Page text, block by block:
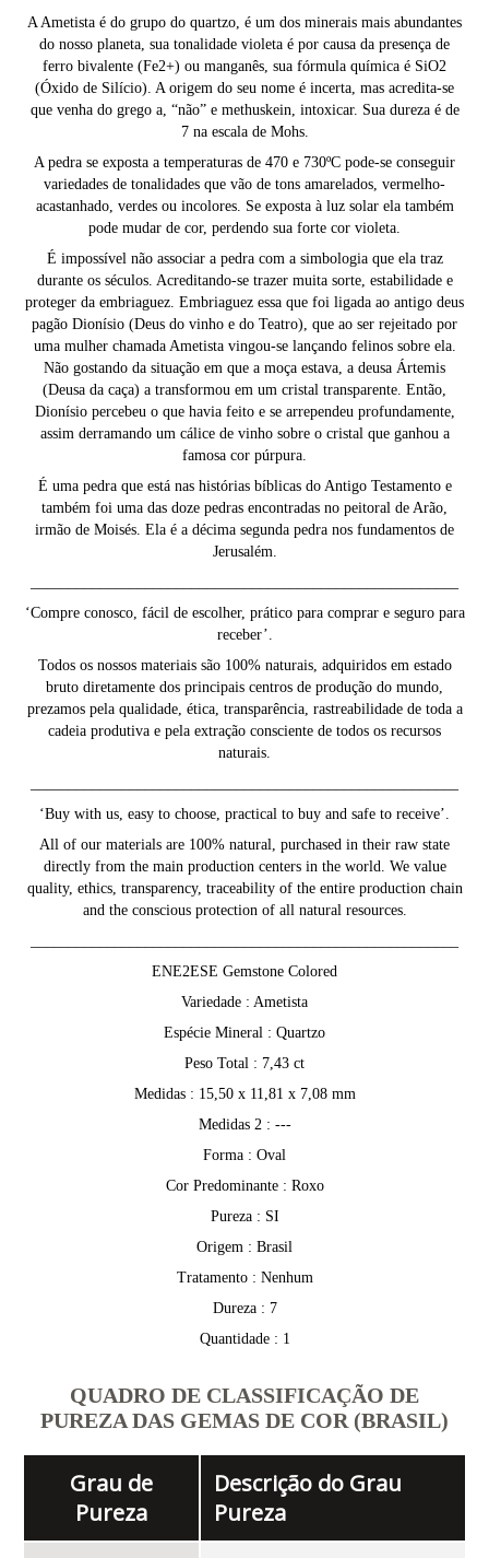
A Ametista é do grupo do quartzo, é um dos minerais mais abundantes
do nosso planeta, sua tonalidade violeta é por causa da presença de
ferro bivalente (Fe2+) ou manganês, sua fórmula química é SiO2
(Óxido de Silício). A origem do seu nome é incerta, mas acredita-se
que venha do grego a, “não” e methuskein, intoxicar. Sua dureza é de
7 na escala de Mohs.
A pedra se exposta a temperaturas de 470 e 730ºC pode-se conseguir
variedades de tonalidades que vão de tons amarelados, vermelho-
acastanhado, verdes ou incolores. Se exposta à luz solar ela também
pode mudar de cor, perdendo sua forte cor violeta.
É impossível não associar a pedra com a simbologia que ela traz
durante os séculos. Acreditando-se trazer muita sorte, estabilidade e
proteger da embriaguez. Embriaguez essa que foi ligada ao antigo deus
pagão Dionísio (Deus do vinho e do Teatro), que ao ser rejeitado por
uma mulher chamada Ametista vingou-se lançando felinos sobre ela.
Não gostando da situação em que a moça estava, a deusa Ártemis
(Deusa da caça) a transformou em um cristal transparente. Então,
Dionísio percebeu o que havia feito e se arrependeu profundamente,
assim derramando um cálice de vinho sobre o cristal que ganhou a
famosa cor púrpura.
É uma pedra que está nas histórias bíblicas do Antigo Testamento e
também foi uma das doze pedras encontradas no peitoral de Arão,
irmão de Moisés. Ela é a décima segunda pedra nos fundamentos de
Jerusalém.
‘Compre conosco, fácil de escolher, prático para comprar e seguro para
receber’.
Todos os nossos materiais são 100% naturais, adquiridos em estado
bruto diretamente dos principais centros de produção do mundo,
prezamos pela qualidade, ética, transparência, rastreabilidade de toda a
cadeia produtiva e pela extração consciente de todos os recursos
naturais.
‘Buy with us, easy to choose, practical to buy and safe to receive’.
All of our materials are 100% natural, purchased in their raw state
directly from the main production centers in the world. We value
quality, ethics, transparency, traceability of the entire production chain
and the conscious protection of all natural resources.
ENE2ESE Gemstone Colored
Variedade : Ametista
Espécie Mineral : Quartzo
Peso Total : 7,43 ct
Medidas : 15,50 x 11,81 x 7,08 mm
Medidas 2 : ---
Forma : Oval
Cor Predominante : Roxo
Pureza : SI
Origem : Brasil
Tratamento : Nenhum
Dureza : 7
Quantidade : 1
QUADRO DE CLASSIFICAÇÃO DE
PUREZA DAS GEMAS DE COR (BRASIL)
Grau de
Pureza
Descrição do Grau
Pureza